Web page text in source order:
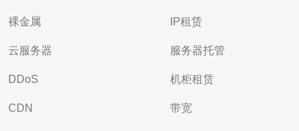
裸金属
云服务器
DDoS
CDN
IP租赁
服务器托管
机柜租赁
带宽